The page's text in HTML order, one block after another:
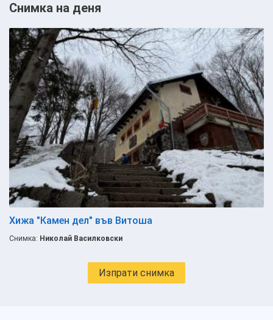
Снимка на деня
Хижа "Камен дел" във Витоша
Снимка: Николай Василковски
Изпрати снимка